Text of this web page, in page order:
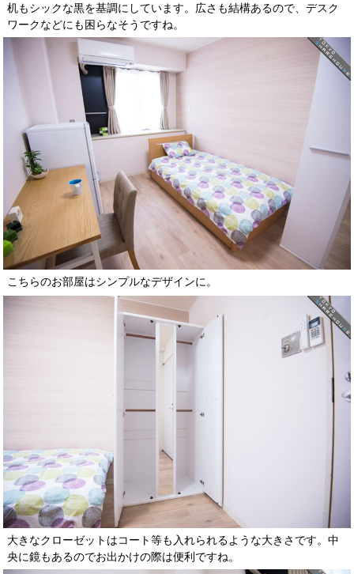
机もシックな黒を基調にしています。広さも結構あるので、デスク
ワークなどにも困らなそうですね。
こちらのお部屋はシンプルなデザインに。
大きなクローゼットはコート等も入れられるような大きさです。中
央に鏡もあるのでお出かけの際は便利ですね。